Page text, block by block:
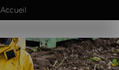
Accueil